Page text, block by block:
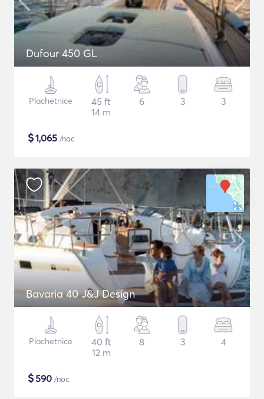
Dufour 450 GL
Plachetnice
45 ft
14 m
6 3 3
$1,065 /noc
Bavaria 40 J&J Design
Plachetnice
40 ft
12 m
8 3 4
$590 /noc